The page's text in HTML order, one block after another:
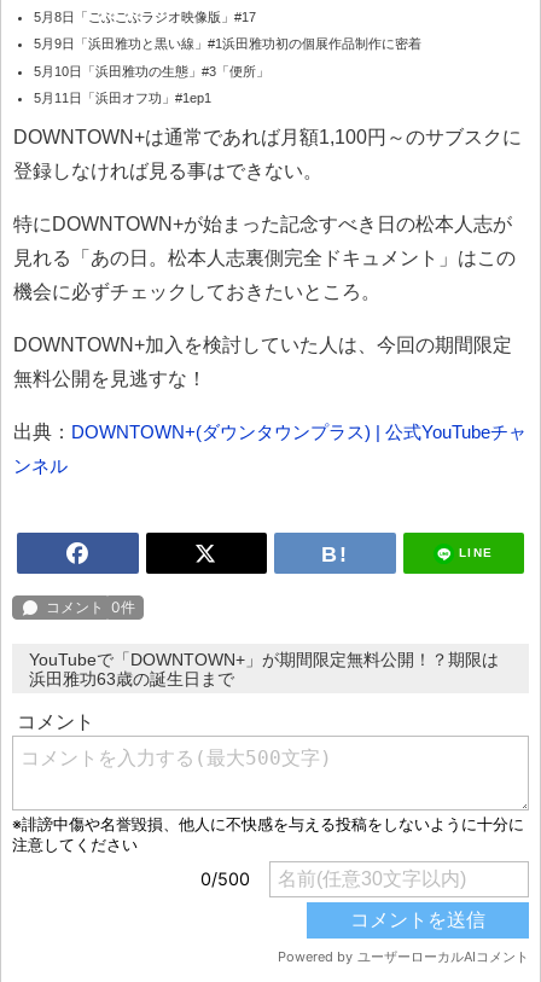
5月8日「ごぶごぶラジオ映像版」#17
5月9日「浜田雅功と黒い線」#1浜田雅功初の個展作品制作に密着
5月10日「浜田雅功の生態」#3「便所」
5月11日「浜田オフ功」#1ep1
DOWNTOWN+は通常であれば月額1,100円～のサブスクに
登録しなければ見る事はできない。
特にDOWNTOWN+が始まった記念すべき日の松本人志が
見れる「あの日。松本人志裏側完全ドキュメント」はこの
機会に必ずチェックしておきたいところ。
DOWNTOWN+加入を検討していた人は、今回の期間限定
無料公開を見逃すな！
出典： DOWNTOWN+(ダウンタウンプラス) | 公式YouTubeチャ
ンネル
LINE
YouTubeで「DOWNTOWN+」が期間限定無料公開！？期限は
浜田雅功63歳の誕生日まで